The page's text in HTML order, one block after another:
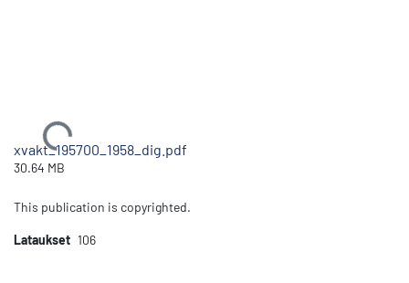
Ladataan...
xvakt_195700_1958_dig.pdf
30.64 MB
This publication is copyrighted.
Lataukset 106